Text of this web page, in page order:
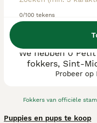
0/100 tekens
Fokkers van officiële
We hebben 0
fokkers, Sint-
Probeer op
Puppies en pups te koop